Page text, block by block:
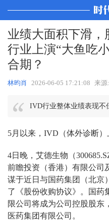
业绩大面积下滑
行业上演“大鱼吃
合期？
林昀肖 2026-06-05 17:21:08 来源
IVD行业整体业绩表现不
5月以来，IVD（体外诊断）
4日晚，艾德生物（
前瞻投资（香港）有限公司
谋于近日与国药集团（北京
了《股份收购协议》。国药
限公司将成为公司控股股东
医药集团有限公司。